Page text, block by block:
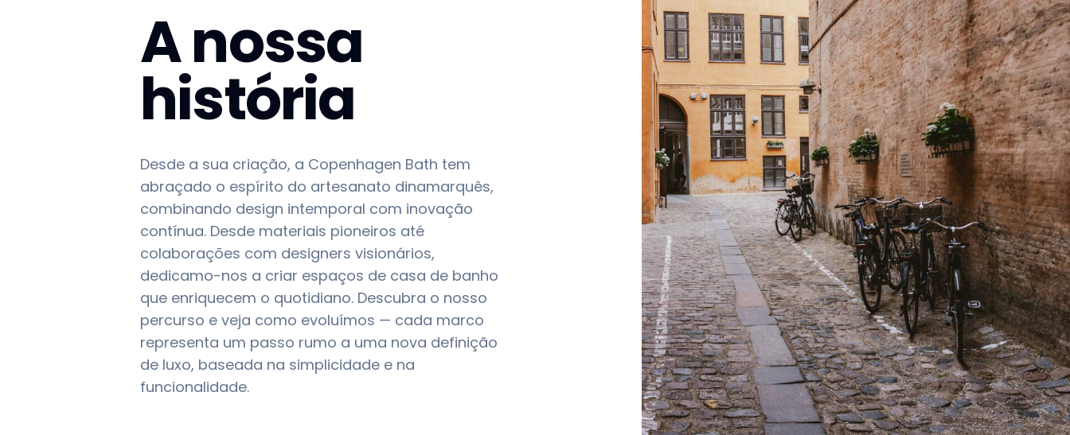
A nossa
história
Desde a sua criação, a Copenhagen Bath tem
abraçado o espírito do artesanato dinamarquês,
combinando design intemporal com inovação
contínua. Desde materiais pioneiros até
colaborações com designers visionários,
dedicamo-nos a criar espaços de casa de banho
que enriquecem o quotidiano. Descubra o nosso
percurso e veja como evoluímos — cada marco
representa um passo rumo a uma nova definição
de luxo, baseada na simplicidade e na
funcionalidade.